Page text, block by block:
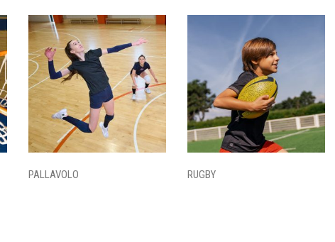
PALLAVOLO RUGBY